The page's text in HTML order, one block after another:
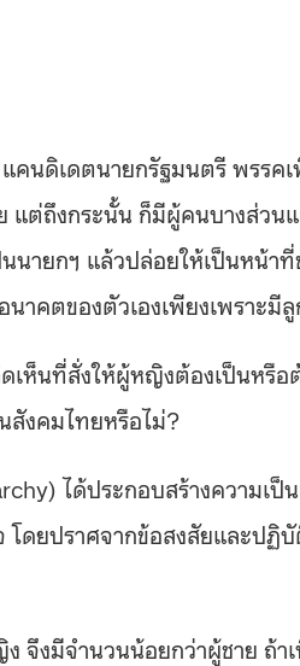
คนดิเดตนายกรัฐมนตรี พรร
ต่ถึงกระนั้น ก็มีผู้คนบางส่วน
นายกฯ แล้วปล่อยให้เป็นหน้า
คตของตัวเองเพียงเพราะมีลู
เห็นที่สั่งให้ผู้หญิงต้องเป็นหรื
สังคมไทยหรือไม่?
ได้ประกอบสร้างความเป็
ดยปราศจากข้อสงสัยและปฏิ
จึงมีจำนวนน้อยกว่าผู้ชาย ถ้